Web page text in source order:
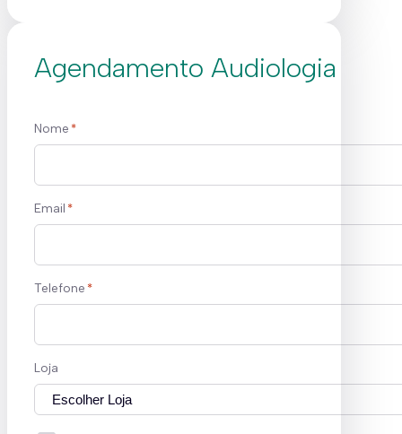
Agendamento Audiologia
Nome *
Email *
Telefone *
Loja